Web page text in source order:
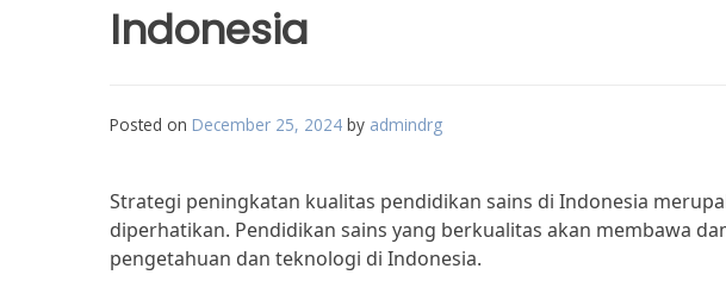
Indonesia
Posted on December 25, 2024 by admindrg
Strategi peningkatan kualitas pendidikan sains di Indonesia
diperhatikan. Pendidikan sains yang berkualitas akan membawa
pengetahuan dan teknologi di Indonesia.